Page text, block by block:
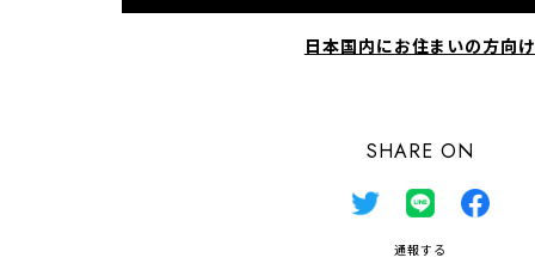
日本国内にお住まいの方向け
SHARE ON
通報する